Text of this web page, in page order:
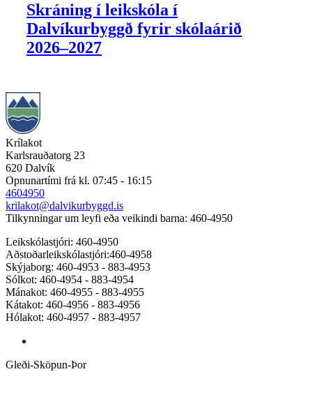
Skráning í leikskóla í
Dalvíkurbyggð fyrir skólaárið
2026–2027
Krílakot
Karlsrauðatorg 23
620 Dalvík
Opnunartími frá kl. 07:45 - 16:15
4604950
krilakot@dalvikurbyggd.is
Tilkynningar um leyfi eða veikindi barna: 460-4950
Leikskólastjóri: 460-4950
Aðstoðarleikskólastjóri:460-4958
Skýjaborg: 460-4953 - 883-4953
Sólkot: 460-4954 - 883-4954
Mánakot: 460-4955 - 883-4955
Kátakot: 460-4956 - 883-4956
Hólakot: 460-4957 - 883-4957
Gleði-Sköpun-Þor